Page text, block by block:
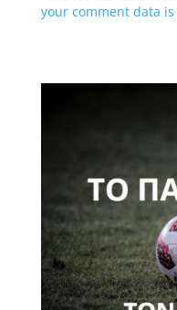
your comment data is